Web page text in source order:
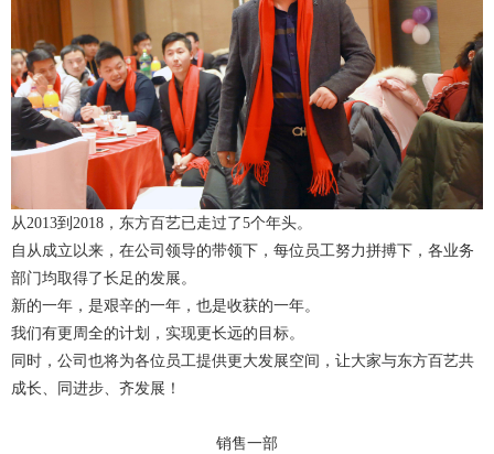
从2013到2018，东方百艺已走过了5个年头。
自从成立以来，在公司领导的带领下，每位员工努力拼搏下，各业务
部门均取得了长足的发展。
新的一年，是艰辛的一年，也是收获的一年。
我们有更周全的计划，实现更长远的目标。
同时，公司也将为各位员工提供更大发展空间，让大家与东方百艺共
成长、同进步、齐发展！
销售一部